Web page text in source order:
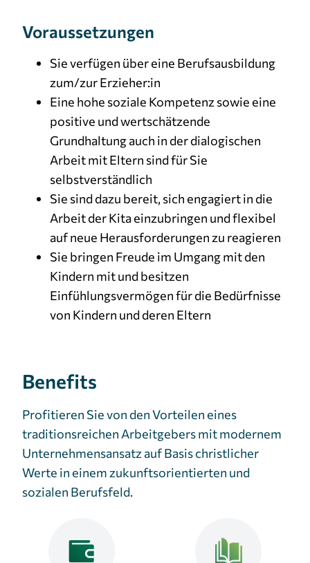
Voraussetzungen
Sie verfügen über eine Berufsausbildung
zum/zur Erzieher:in
Eine hohe soziale Kompetenz sowie eine
positive und wertschätzende
Grundhaltung auch in der dialogischen
Arbeit mit Eltern sind für Sie
selbstverständlich
Sie sind dazu bereit, sich engagiert in die
Arbeit der Kita einzubringen und flexibel
auf neue Herausforderungen zu reagieren
Sie bringen Freude im Umgang mit den
Kindern mit und besitzen
Einfühlungsvermögen für die Bedürfnisse
von Kindern und deren Eltern
Benefits
Profitieren Sie von den Vorteilen eines
traditionsreichen Arbeitgebers mit modernem
Unternehmensansatz auf Basis christlicher
Werte in einem zukunftsorientierten und
sozialen Berufsfeld.